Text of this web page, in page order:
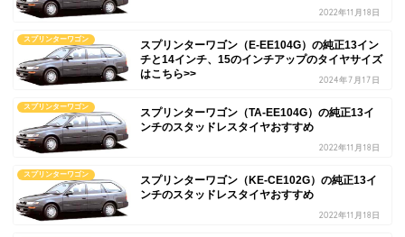
2022年11月18日
スプリンターワゴン
スプリンターワゴン（E-EE104G）の純正13イン
チと14インチ、15のインチアップのタイヤサイズ
はこちら>>
2024年7月17日
スプリンターワゴン
スプリンターワゴン（TA-EE104G）の純正13イ
ンチのスタッドレスタイヤおすすめ
2022年11月18日
スプリンターワゴン
スプリンターワゴン（KE-CE102G）の純正13イ
ンチのスタッドレスタイヤおすすめ
2022年11月18日